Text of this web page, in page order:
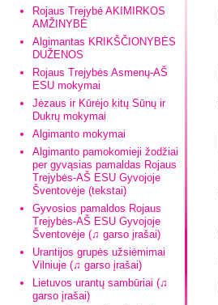
Rojaus Trejybė AKIMIRKOS
AMŽINYBĖ
Algimantas KRIKŠČIONYBĖS
DUŽENOS
Rojaus Trejybės Asmenų-AŠ
ESU mokymai
Jėzaus ir Kūrėjo kitų Sūnų ir
Dukrų mokymai
Algimanto mokymai
Algimanto pamokomieji žodžiai
per gyvąsias pamaldas Rojaus
Trejybės-AŠ ESU Gyvojoje
Šventovėje (tekstai)
Gyvosios pamaldos Rojaus
Trejybės-AŠ ESU Gyvojoje
Šventovėje (♫ garso įrašai)
Urantijos grupės užsiėmimai
Vilniuje (♫ garso įrašai)
Lietuvos urantų sambūriai (♫
garso įrašai)